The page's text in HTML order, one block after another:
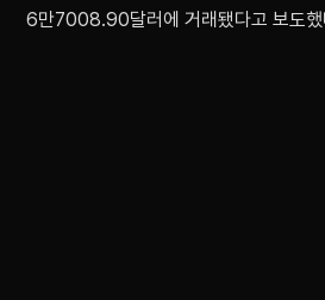
6만7008.90달러에 거래됐다고 보도했